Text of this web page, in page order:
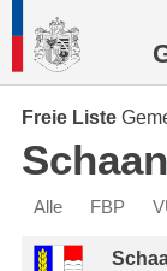
Freie Liste
Schaan
Alle FBP